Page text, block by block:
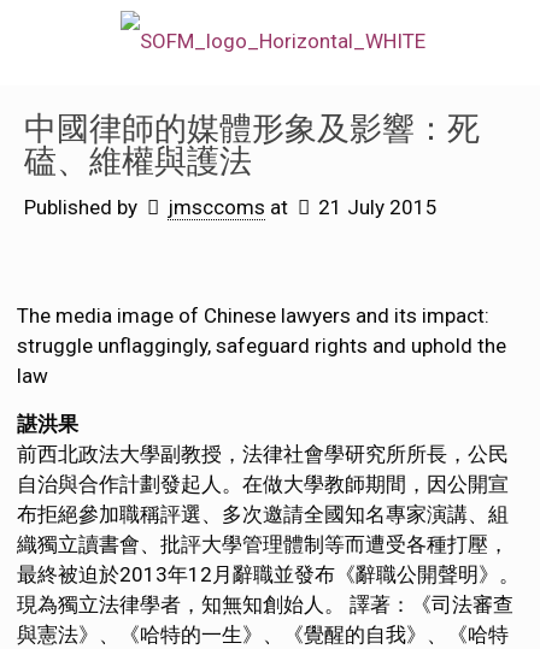
中國律師的媒體形象及影響：死
磕、維權與護法
Published by jmsccoms at 21 July 2015
The media image of Chinese lawyers and its impact:
struggle unflaggingly, safeguard rights and uphold the
law
諶洪果
前西北政法大學副教授，法律社會學研究所所長，公民
自治與合作計劃發起人。在做大學教師期間，因公開宣
布拒絕參加職稱評選、多次邀請全國知名專家演講、組
織獨立讀書會、批評大學管理體制等而遭受各種打壓，
最終被迫於2013年12月辭職並發布《辭職公開聲明》。
現為獨立法律學者，知無知創始人。 譯著：《司法審查
與憲法》、《哈特的一生》、《覺醒的自我》、《哈特